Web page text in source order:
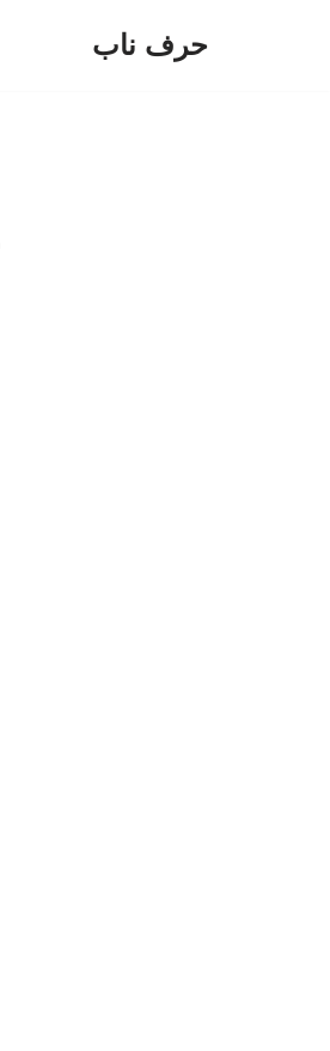
حرف ناب